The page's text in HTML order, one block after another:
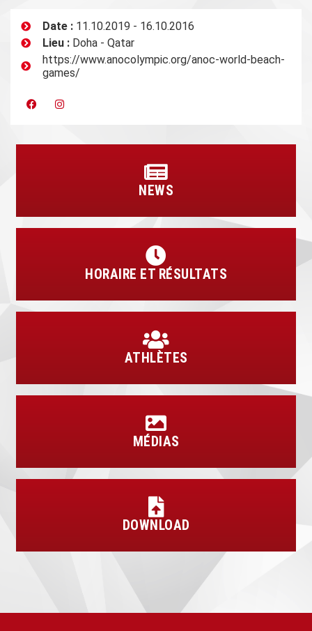
Date :11.10.2019 - 16.10.2016
Lieu :Doha - Qatar
https://www.anocolympic.org/anoc-world-beach-
games/
NEWS
HORAIRE ET RÉSULTATS
ATHLÈTES
MÉDIAS
DOWNLOAD